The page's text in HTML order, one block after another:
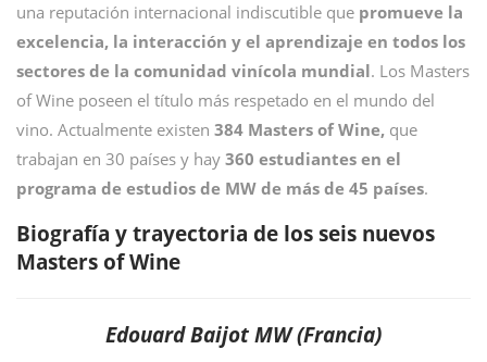
una reputación internacional indiscutible que promueve la
excelencia, la interacción y el aprendizaje en todos los
sectores de la comunidad vinícola mundial. Los Masters
of Wine poseen el título más respetado en el mundo del
vino. Actualmente existen 384 Masters of Wine, que
trabajan en 30 países y hay 360 estudiantes en el
programa de estudios de MW de más de 45 países.
Biografía y trayectoria de los seis nuevos
Masters of Wine
Edouard Baijot MW (Francia)